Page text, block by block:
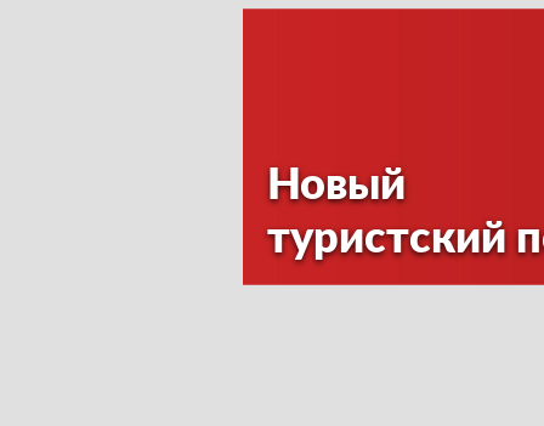
Новый
туристский